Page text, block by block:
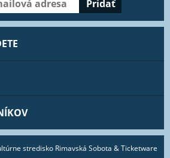
stredisko Rimavská Sobota & Ticketware